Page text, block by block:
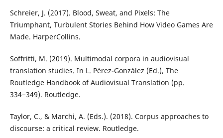
Schreier, J. (2017). Blood, Sweat, and Pixels: The
Triumphant, Turbulent Stories Behind How Video Games Are
Made. HarperCollins.
Soffritti, M. (2019). Multimodal corpora in audiovisual
translation studies. In L. Pérez-González (Ed.), The
Routledge Handbook of Audiovisual Translation (pp.
334−349). Routledge.
Taylor, C., & Marchi, A. (Eds.). (2018). Corpus approaches to
discourse: a critical review. Routledge.